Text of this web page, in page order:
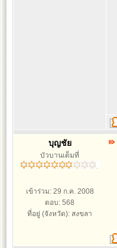
บุญชัย
บัวบานเต็มที่
เข้าร่วม: 29 ก.ค. 2008
ตอบ: 568
ที่อยู่ (จังหวัด): สงขลา